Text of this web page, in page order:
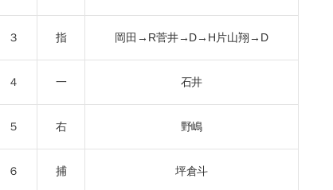
３ 指 岡田→R菅井→D→H片山翔→D
４ 一 石井
５ 右 野嶋
６ 捕 坪倉斗